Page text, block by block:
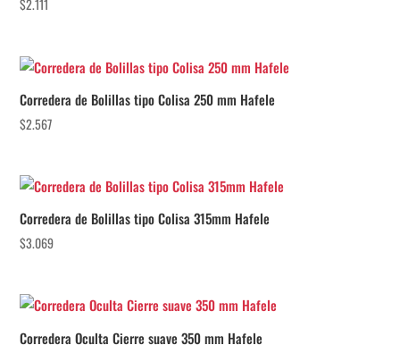
$2.111
Corredera de Bolillas tipo Colisa 250 mm Hafele
$2.567
Corredera de Bolillas tipo Colisa 315mm Hafele
$3.069
Corredera Oculta Cierre suave 350 mm Hafele